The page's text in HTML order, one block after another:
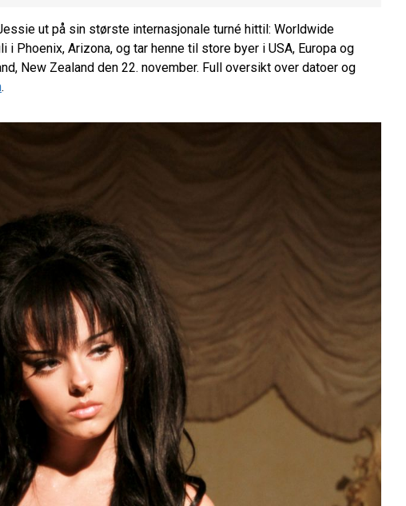
ut på sin største internasjonale turné hittil: Worldwide
i Phoenix, Arizona, og tar henne til store byer i USA, Europa og
New Zealand den 22. november. Full oversikt over datoer og
.